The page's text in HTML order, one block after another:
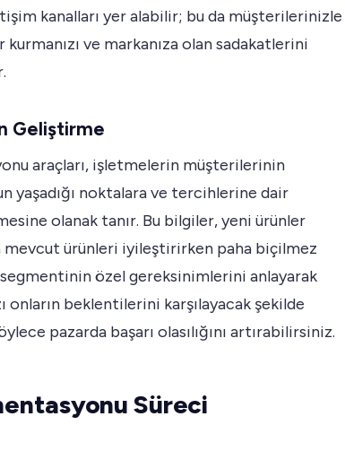
kanalları yer alabilir; bu da müşterilerinizle
kurmanızı ve markanıza olan sadakatlerini
Geliştirme
araçları, işletmelerin müşterilerinin
yaşadığı noktalara ve tercihlerine dair
olanak tanır. Bu bilgiler, yeni ürünler
ürünleri iyileştirirken paha biçilmez
özel gereksinimlerini anlayarak
onların beklentilerini karşılayacak şekilde
pazarda başarı olasılığını artırabilirsiniz.
Süreci